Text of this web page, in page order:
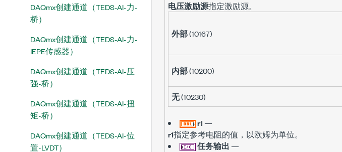
DAQmx创建通道（TEDS-AI-力-
桥）
DAQmx创建通道（TEDS-AI-力-
IEPE传感器）
DAQmx创建通道（TEDS-AI-压
强-桥）
DAQmx创建通道（TEDS-AI-扭
矩-桥）
DAQmx创建通道（TEDS-AI-位
置-LVDT）
电压激励源指定激励源。
外部(10167)
内部(10200)
无(10230)
r1 —
r1指定参考电阻的值，以欧姆为单位。
任务输出 —